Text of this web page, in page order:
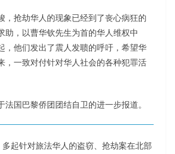
，抢劫华人的现象已经到了丧心病狂的
助，以曹华钦先生为首的华人维权中
，他们发出了震人发聩的呼吁，希望华
，一致对付针对华人社会的各种犯罪活
国巴黎侨团团结自卫的进一步报道。
起针对旅法华人的盗窃、抢劫案在北部